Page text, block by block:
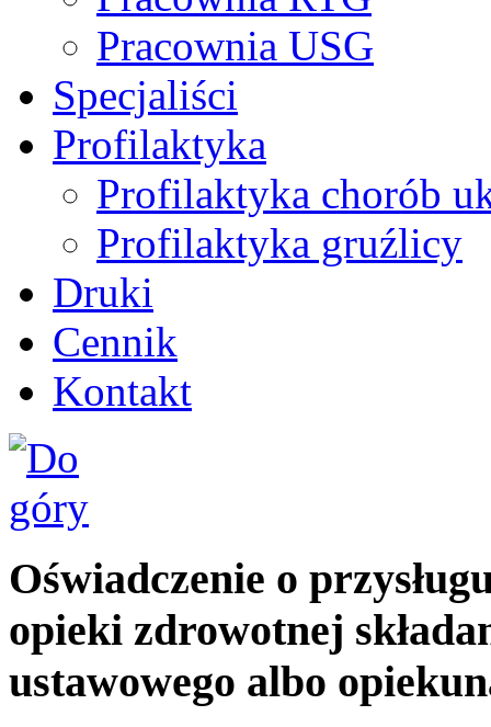
Pracownia USG
Specjaliści
Profilaktyka
Profilaktyka chorób
Profilaktyka gruźlicy
Druki
Cennik
Kontakt
Oświadczenie o
opieki zdrowotnej
ustawowego albo